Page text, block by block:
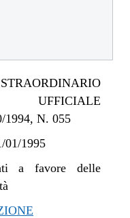
UFFICIALE
1994, N. 055
01/1995
a favore delle